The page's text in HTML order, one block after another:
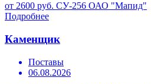
от 2600 руб. СУ-256 ОАО "Мапид"
Подробнее
Каменщик
Поставы
06.08.2026